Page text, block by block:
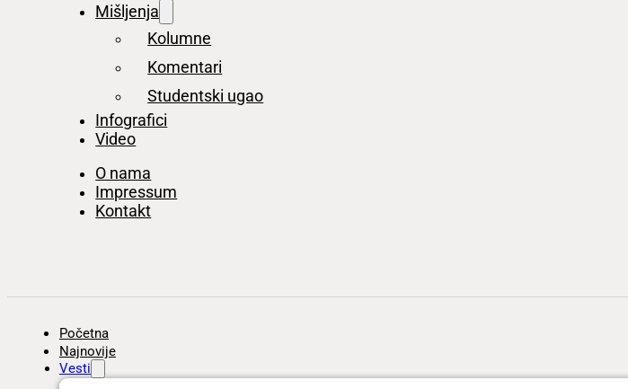
Mišljenja
Kolumne
Komentari
Studentski ugao
Infografici
Video
O nama
Impressum
Kontakt
Početna
Najnovije
Vesti